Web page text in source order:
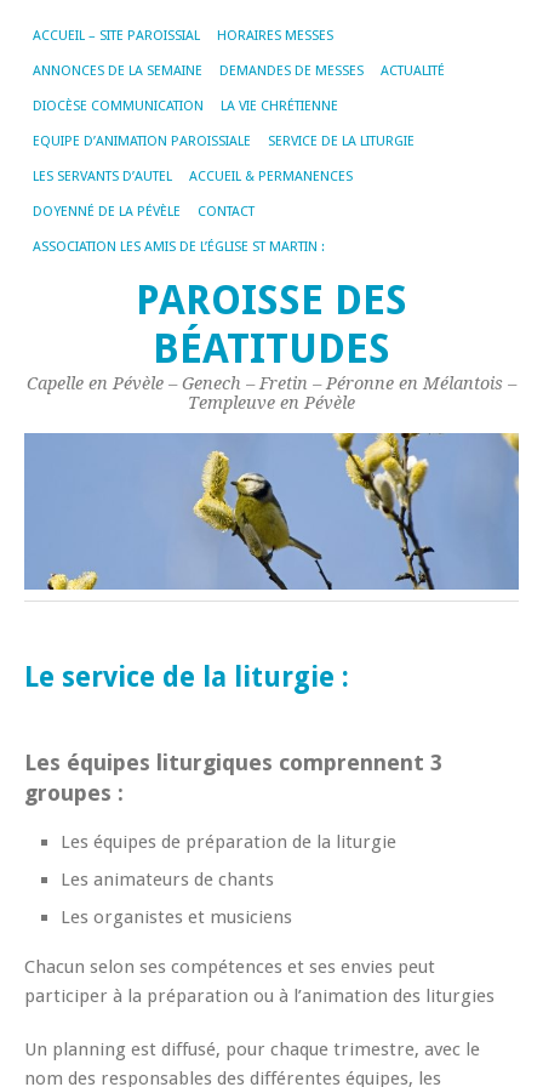
ACCUEIL – SITE PAROISSIAL HORAIRES MESSES
ANNONCES DE LA SEMAINE DEMANDES DE MESSES ACTUALITÉ
DIOCÈSE COMMUNICATION LA VIE CHRÉTIENNE
EQUIPE D’ANIMATION PAROISSIALE SERVICE DE LA LITURGIE
LES SERVANTS D’AUTEL ACCUEIL & PERMANENCES
DOYENNÉ DE LA PÉVÈLE CONTACT
ASSOCIATION LES AMIS DE L’ÉGLISE ST MARTIN :
PAROISSE DES
BÉATITUDES
Capelle en Pévèle – Genech – Fretin – Péronne en Mélantois –
Templeuve en Pévèle
Le service de la liturgie :
Les équipes liturgiques comprennent 3
groupes :
Les équipes de préparation de la liturgie
Les animateurs de chants
Les organistes et musiciens
Chacun selon ses compétences et ses envies peut
participer à la préparation ou à l’animation des liturgies
Un planning est diffusé, pour chaque trimestre, avec le
nom des responsables des différentes équipes, les